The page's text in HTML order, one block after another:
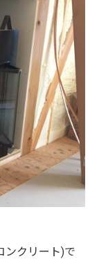
ンクリート)で